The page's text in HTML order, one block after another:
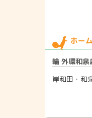
ホー
輪 外環和
岸和田・和